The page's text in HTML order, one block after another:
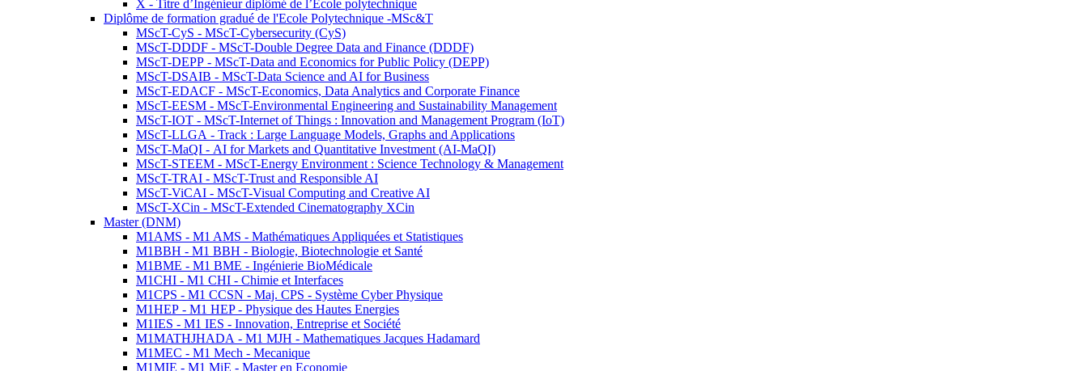
X - Titre d’Ingénieur diplômé de l’École polytechnique
Diplôme de formation gradué de l'Ecole Polytechnique -MSc&T
MScT-CyS - MScT-Cybersecurity (CyS)
MScT-DDDF - MScT-Double Degree Data and Finance (DDDF)
MScT-DEPP - MScT-Data and Economics for Public Policy (DEPP)
MScT-DSAIB - MScT-Data Science and AI for Business
MScT-EDACF - MScT-Economics, Data Analytics and Corporate Finance
MScT-EESM - MScT-Environmental Engineering and Sustainability Management
MScT-IOT - MScT-Internet of Things : Innovation and Management Program (IoT)
MScT-LLGA - Track : Large Language Models, Graphs and Applications
MScT-MaQI - AI for Markets and Quantitative Investment (AI-MaQI)
MScT-STEEM - MScT-Energy Environment : Science Technology & Management
MScT-TRAI - MScT-Trust and Responsible AI
MScT-ViCAI - MScT-Visual Computing and Creative AI
MScT-XCin - MScT-Extended Cinematography XCin
Master (DNM)
M1AMS - M1 AMS - Mathématiques Appliquées et Statistiques
M1BBH - M1 BBH - Biologie, Biotechnologie et Santé
M1BME - M1 BME - Ingénierie BioMédicale
M1CHI - M1 CHI - Chimie et Interfaces
M1CPS - M1 CCSN - Maj. CPS - Système Cyber Physique
M1HEP - M1 HEP - Physique des Hautes Energies
M1IES - M1 IES - Innovation, Entreprise et Société
M1MATHJHADA - M1 MJH - Mathematiques Jacques Hadamard
M1MEC - M1 Mech - Mecanique
M1MIE - M1 MiE - Master en Economie